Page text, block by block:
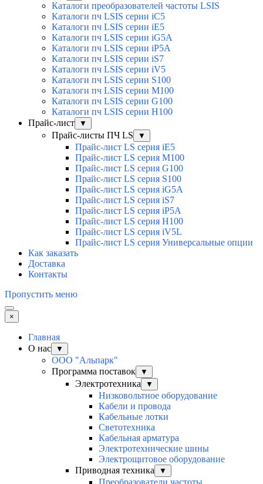
Каталоги преобразователей частоты LSIS
Каталоги пч LSIS серии iC5
Каталоги пч LSIS серии iE5
Каталоги пч LSIS серии iG5A
Каталоги пч LSIS серии iP5A
Каталоги пч LSIS серии iS7
Каталоги пч LSIS серии iV5
Каталоги пч LSIS серии S100
Каталоги пч LSIS серии M100
Каталоги пч LSIS серии G100
Каталоги пч LSIS серии H100
Прайс-лист
▼
Прайс-листы ПЧ LS ▼
Прайс-лист LS серия iE5
Прайс-лист LS серия M100
Прайс-лист LS серия G100
Прайс-лист LS серия S100
Прайс-лист LS серия iG5A
Прайс-лист LS серия iS7
Прайс-лист LS серия iP5A
Прайс-лист LS серия H100
Прайс-лист LS серия iV5L
Прайс-лист LS серия Универсальные опции
Как заказать
Доставка
Контакты
Пропустить меню
×
Главная
О нас
▼
ООО "Альпарк"
Программа поставок
▼
Электротехника ▼
Низковольтное оборудование
Кабели и провода
Кабельные лотки
Светотехника
Кабельная арматура
Электротехнические шины
Электрощитовое оборудование
Приводная техника
▼